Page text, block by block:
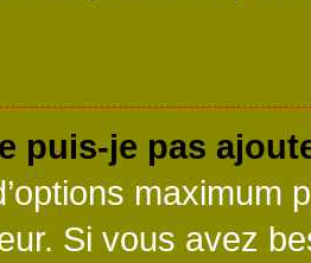
puis-je pas
maximum
Si vous avez